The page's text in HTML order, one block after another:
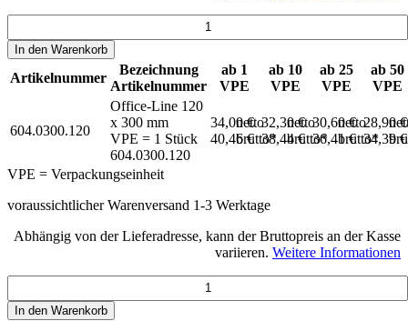
In den Warenkorb
Artikelnummer
Bezeichnung
Artikelnummer
ab 1
VPE
ab 10
VPE
ab 25
VPE
ab 50
VPE
604.0300.120
Office-Line 120
x 300 mm
VPE = 1 Stück
604.0300.120
34,00 €
netto
40,46 €
brutto*
32,30 €
netto
38,44 €
brutto*
30,60 €
netto
36,41 €
brutto*
28,90
34,39
VPE = Verpackungseinheit
voraussichtlicher Warenversand 1-3 Werktage
Abhängig von der Lieferadresse, kann der Bruttopreis an der Kasse
variieren. Weitere Informationen
In den Warenkorb